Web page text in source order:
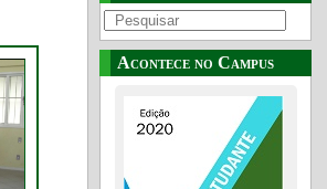
Acontece no Campus